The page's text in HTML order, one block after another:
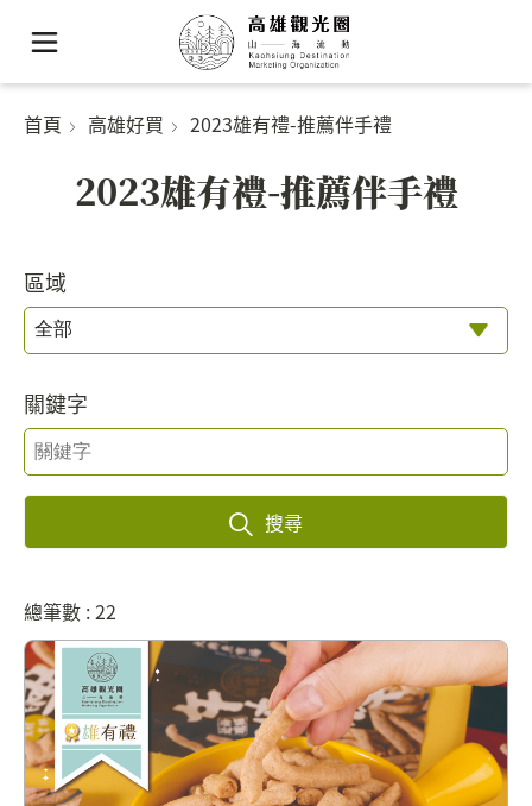
首頁 高雄好買 2023雄有禮-推薦伴手禮
2023雄有禮-推薦伴手禮
區域
關鍵字
搜尋
總筆數 : 22